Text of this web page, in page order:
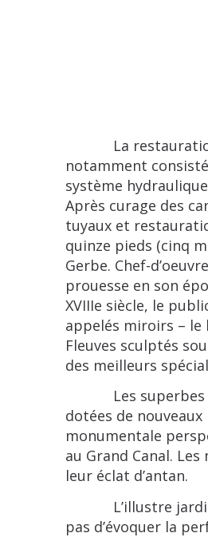
La restauration
notamment
système
Après curage des
tuyaux et
quinze pieds (cinq
Gerbe. Chef-
prouesse en son
XVIIIe siècle, le
appelés miroirs – le
Fleuves sculptés
des meilleurs
Les superbes
dotées de
monumentale
au Grand Canal.
leur éclat d’antan.
L’illustre
pas d’évoquer la